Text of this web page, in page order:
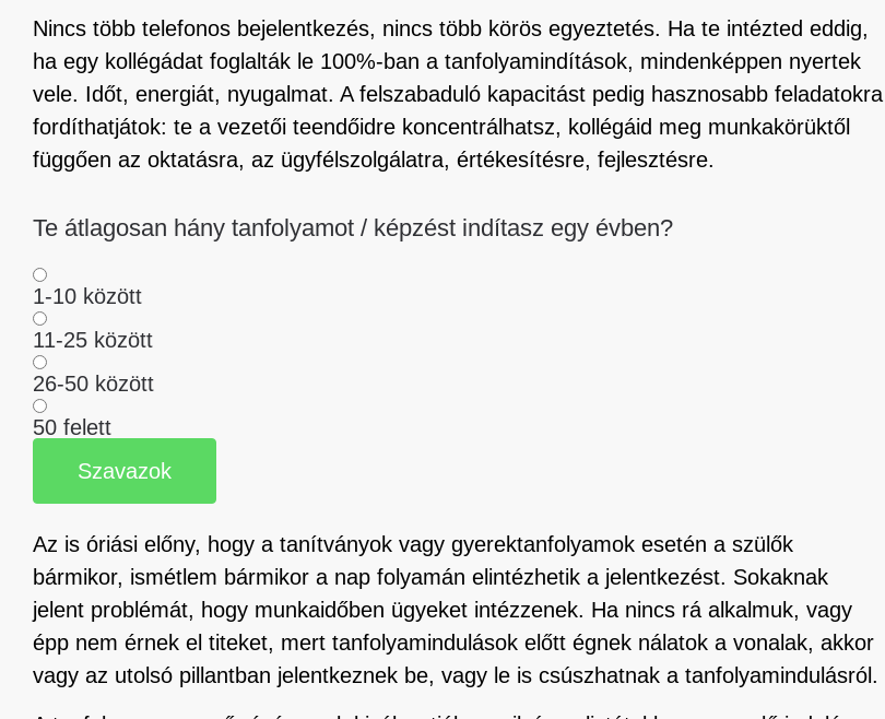
Nincs több telefonos bejelentkezés, nincs több körös egyeztetés. Ha te intézted eddig,
ha egy kollégádat foglalták le 100%-ban a tanfolyamindítások, mindenképpen nyertek
vele. Időt, energiát, nyugalmat. A felszabaduló kapacitást pedig hasznosabb feladatokra
fordíthatjátok: te a vezetői teendőidre koncentrálhatsz, kollégáid meg munkakörüktől
függően az oktatásra, az ügyfélszolgálatra, értékesítésre, fejlesztésre.
Te átlagosan hány tanfolyamot / képzést indítasz egy évben?
1-10 között
11-25 között
26-50 között
50 felett
Szavazok
Az is óriási előny, hogy a tanítványok vagy gyerektanfolyamok esetén a szülők
bármikor, ismétlem bármikor a nap folyamán elintézhetik a jelentkezést. Sokaknak
jelent problémát, hogy munkaidőben ügyeket intézzenek. Ha nincs rá alkalmuk, vagy
épp nem érnek el titeket, mert tanfolyamindulások előtt égnek nálatok a vonalak, akkor
vagy az utolsó pillantban jelentkeznek be, vagy le is csúszhatnak a tanfolyamindulásról.